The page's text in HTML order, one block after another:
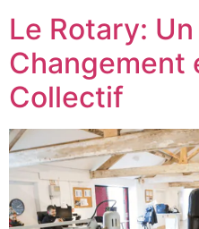
Le Rotary:
Changement
Collectif